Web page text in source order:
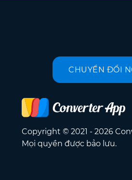
CHUYỂN ĐỔI
Copyright © 2021 - 2026
Mọi quyền được bảo lưu.